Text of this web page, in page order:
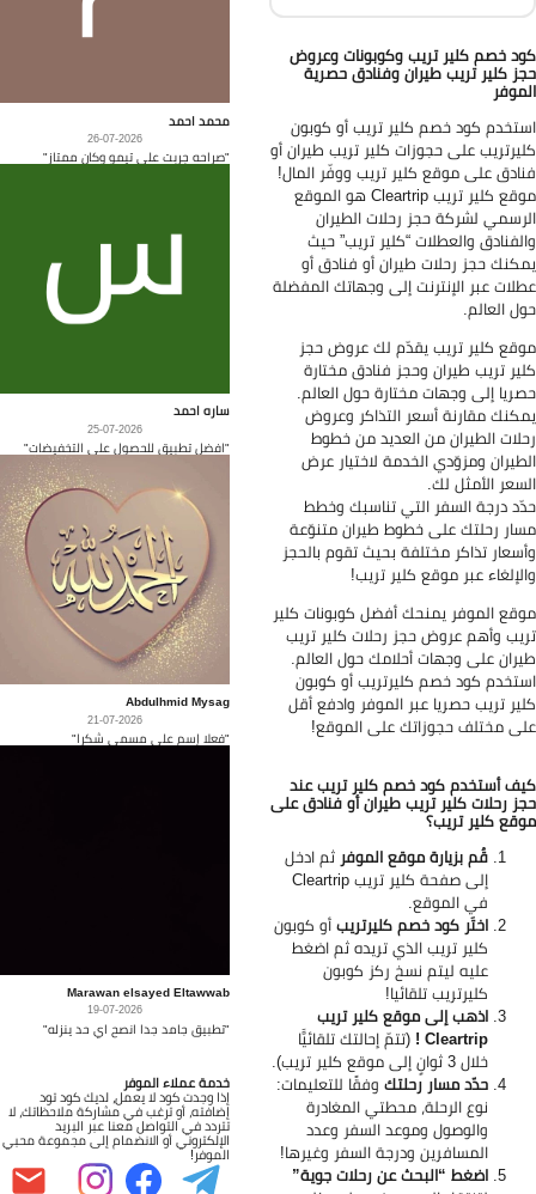
خصم كلير تريب وكوبونات وعروض
كلير تريب طيران وفنادق حصرية
كود خصم كلير تريب أو كوبون
على حجوزات كلير تريب طيران أو
على موقع كلير تريب ووفّر المال!
موقع كلير تريب Cleartrip هو الموقع
لشركة حجز رحلات الطيران
والعطلات “كلير تريب” حيث
حجز رحلات طيران أو فنادق أو
عبر الإنترنت إلى وجهاتك المفضلة
العالم.
كلير تريب يقدّم لك عروض حجز
تريب طيران وحجز فنادق مختارة
إلى وجهات مختارة حول العالم.
مقارنة أسعر التذاكر وعروض
الطيران من العديد من خطوط
ومزوّدي الخدمة لاختيار عرض
الأمثل لك.
درجة السفر التي تناسبك وخطط
رحلتك على خطوط طيران متنوّعة
تذاكر مختلفة بحيث تقوم بالحجز
عبر موقع كلير تريب!
الموفر يمنحك أفضل كوبونات كلير
وأهم عروض حجز رحلات كلير تريب
على وجهات أحلامك حول العالم.
كود خصم كليرتريب أو كوبون
تريب حصريا عبر الموفر وادفع أقل
مختلف حجوزاتك على الموقع!
أستخدم كود خصم كلير تريب عند
رحلات كلير تريب طيران أو فنادق على
كلير تريب؟
قُم بزيارة موقع الموفرثم ادخل
إلى صفحة كلير تريب Cleartrip
في الموقع.
اختَر كود خصم كليرتريبأو كوبون
كلير تريب الذي تريده ثم اضغط
عليه ليتم نسخ ركز كوبون
كليرتريب تلقائيا!
اذهب إلى موقع كلير تريب
Cleartrip ! (تتمّ إحالتك تلقائيًّا
خلال 3 ثوانٍ إلى موقع كلير تريب).
حدّد مسار رحلتكوفقًا للتعليمات:
نوع الرحلة، محطتي المغادرة
والوصول وموعد السفر وعدد
المسافرين ودرجة السفر وغيرها!
اضغط “البحث عن رحلات جوية”
محمد احمد
26-07-2026
"صراحه جربت على تيمو وكان ممتاز"
ساره احمد
25-07-2026
"افضل تطبيق للحصول على التخفيضات"
Abdulhmid Mysag
21-07-2026
"فعلا إسم على مسمى شكرا"
Marawan elsayed Eltawwab
19-07-2026
"تطبيق جامد جدا انصح اي حد ينزله"
خدمة عملاء الموفر
إذا وجدت كود لا يعمل، لديك كود تود
إضافته، أو ترغب في مشاركة ملاحظاتك، لا
تتردد في التواصل معنا عبر البريد
الإلكتروني أو الانضمام إلى مجموعة محبي
الموفر!